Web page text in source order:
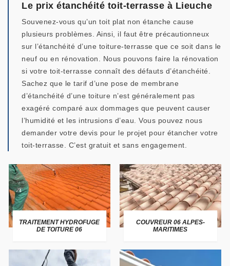
Le prix étanchéité toit-terrasse à Lieuche
Souvenez-vous qu’un toit plat non étanche cause
plusieurs problèmes. Ainsi, il faut être précautionneux
sur l’étanchéité d’une toiture-terrasse que ce soit dans le
neuf ou en rénovation. Nous pouvons faire la rénovation
si votre toit-terrasse connaît des défauts d’étanchéité.
Sachez que le tarif d’une pose de membrane
d’étanchéité d’une toiture n’est généralement pas
exagéré comparé aux dommages que peuvent causer
l’humidité et les intrusions d’eau. Vous pouvez nous
demander votre devis pour le projet pour étancher votre
toit-terrasse. C’est gratuit et sans engagement.
TRAITEMENT HYDROFUGE
DE TOITURE 06
COUVREUR 06 ALPES-
MARITIMES